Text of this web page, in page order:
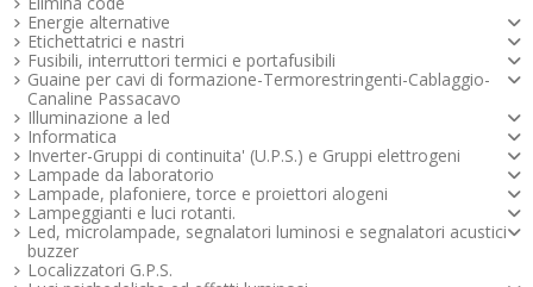
Energie alternative
Etichettatrici e nastri
Fusibili, interruttori termici e portafusibili
Guaine per cavi di formazione-Termorestringenti-Cablaggio-
Canaline Passacavo
Illuminazione a led
Informatica
Inverter-Gruppi di continuita' (U.P.S.) e Gruppi elettrogeni
Lampade da laboratorio
Lampade, plafoniere, torce e proiettori alogeni
Lampeggianti e luci rotanti.
Led, microlampade, segnalatori luminosi e segnalatori acustici -
buzzer
Localizzatori G.P.S.